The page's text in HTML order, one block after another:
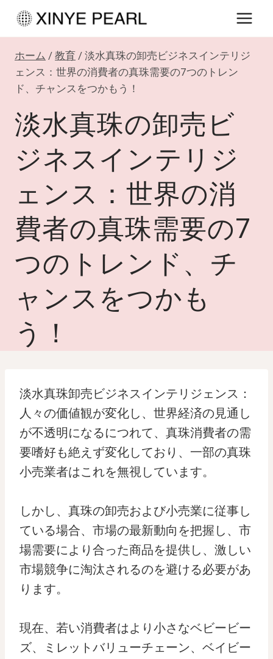
ホーム / 教育 / 淡水真珠の卸売ビジネスインテリジ
ェンス：世界の消費者の真珠需要の7つのトレン
ド、チャンスをつかもう！
淡水真珠の卸売ビ
ジネスインテリジ
ェンス：世界の消
費者の真珠需要の7
つのトレンド、チ
ャンスをつかも
う！
淡水真珠卸売ビジネスインテリジェンス：
人々の価値観が変化し、世界経済の見通し
が不透明になるにつれて、真珠消費者の需
要嗜好も絶えず変化しており、一部の真珠
小売業者はこれを無視しています。
しかし、真珠の卸売および小売業に従事し
ている場合、市場の最新動向を把握し、市
場需要により合った商品を提供し、激しい
市場競争に淘汰されるのを避ける必要があ
ります。
現在、若い消費者はより小さなベビービー
ズ、ミレットバリューチェーン、ベイビー